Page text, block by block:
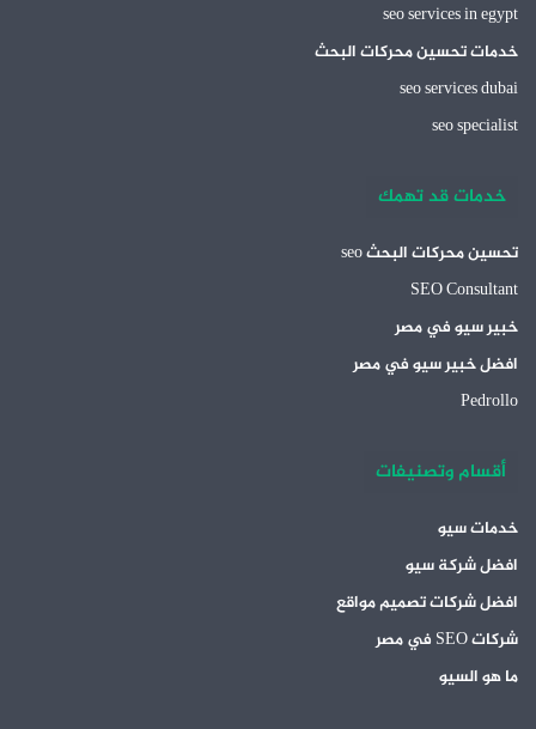
seo services in egypt
خدمات تحسين محركات البحث
seo services dubai
seo specialist
خدمات قد تهمك
تحسين محركات البحث seo
SEO Consultant
خبير سيو في مصر
افضل خبير سيو في مصر
Pedrollo
أقسام وتصنيفات
خدمات سيو
افضل شركة سيو
افضل شركات تصميم مواقع
شركات SEO في مصر
ما هو السيو